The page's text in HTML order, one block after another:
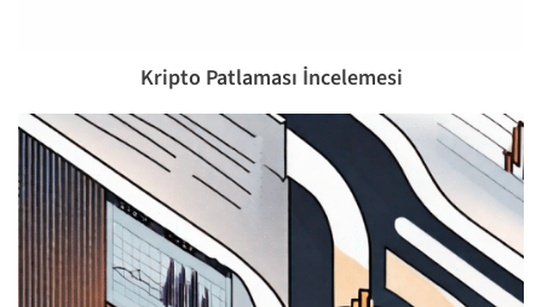
Kripto Patlaması İncelemesi